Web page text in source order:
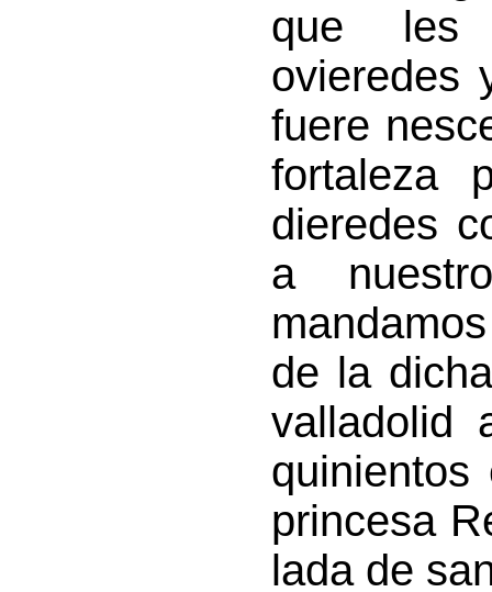
que les
ovieredes
fuere
fortaleza
dieredes
a
de la
valladolid
princesa
lada de